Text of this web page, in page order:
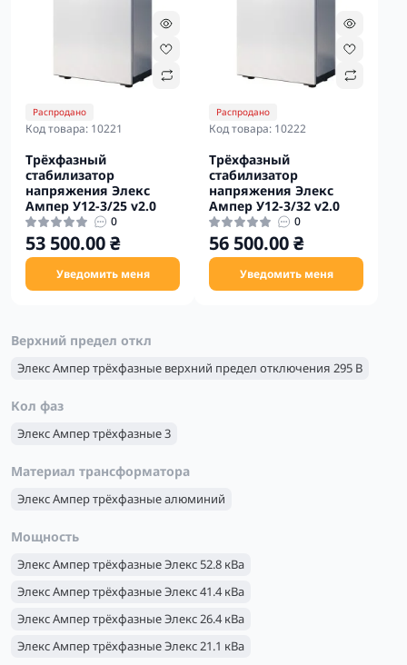
Распродано
Код товара: 10221
Трёхфазный
стабилизатор
напряжения Элекс
Ампер У12-3/25 v2.0
0
53 500.00 ₴
Уведомить меня
Распродано
Код товара: 10222
Трёхфазный
стабилизатор
напряжения Элекс
Ампер У12-3/32 v2.0
0
56 500.00 ₴
Уведомить меня
Верхний предел откл
Элекс Ампер трёхфазные верхний предел отключения 295 В
Кол фаз
Элекс Ампер трёхфазные 3
Материал трансформатора
Элекс Ампер трёхфазные алюминий
Мощность
Элекс Ампер трёхфазные Элекс 52.8 кВа
Элекс Ампер трёхфазные Элекс 41.4 кВа
Элекс Ампер трёхфазные Элекс 26.4 кВа
Элекс Ампер трёхфазные Элекс 21.1 кВа